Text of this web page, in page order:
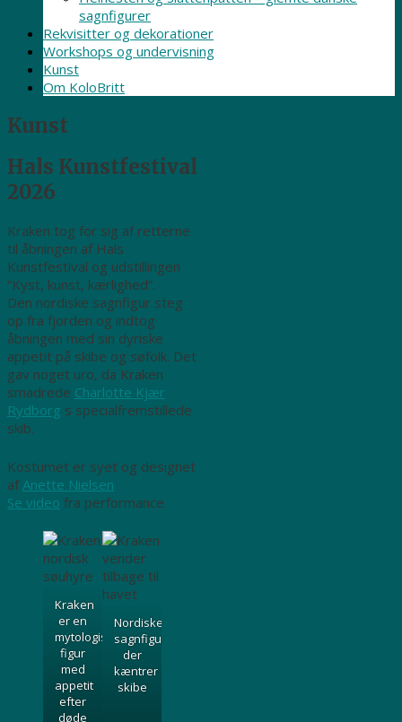
sagnfigurer
Rekvisitter og dekorationer
Workshops og undervisning
Kunst
Om KoloBritt
Kunst
Hals Kunstfestival
2026
Kraken tog for sig af retterne
til åbningen af Hals
Kunstfestival og udstillingen
“Kyst, kunst, kærlighed”.
Den nordiske sagnfigur steg
op fra fjorden og indtog
åbningen med sin dyriske
appetit på skibe og søfolk. Det
gav noget uro, da Kraken
smadrede Charlotte Kjær
Rydborg s specialfremstillede
skib.
Kostumet er syet og designet
af Anette Nielsen
Se video fra performance
Kraken
er en
mytologisk
figur
med
appetit
efter
døde
Nordiske
sagnfigur
der
kæntrer
skibe